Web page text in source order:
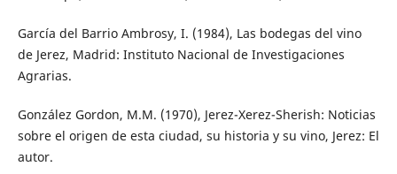
García del Barrio Ambrosy, I. (1984), Las bodegas del vino
de Jerez, Madrid: Instituto Nacional de Investigaciones
Agrarias.
González Gordon, M.M. (1970), Jerez-Xerez-Sherish: Noticias
sobre el origen de esta ciudad, su historia y su vino, Jerez: El
autor.